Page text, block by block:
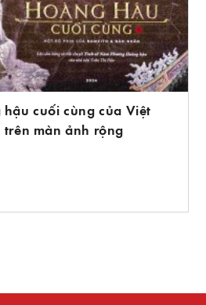
cuối cùng của Việt
màn ảnh rộng